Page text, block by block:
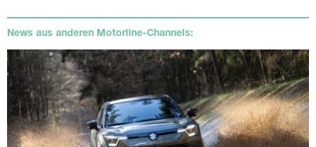
News aus anderen Motorline-Channels: